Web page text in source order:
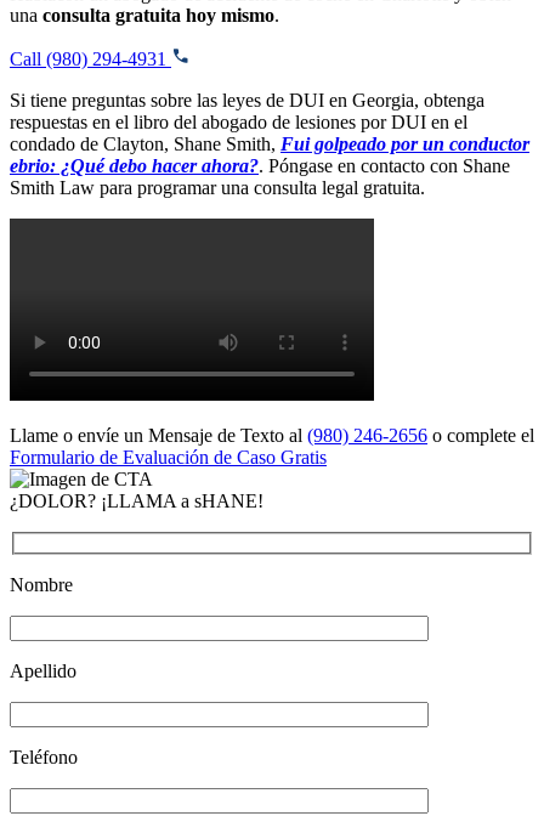
una consulta gratuita hoy mismo.
Call (980) 294-4931
Si tiene preguntas sobre las leyes de DUI en Georgia, obtenga
respuestas en el libro del abogado de lesiones por DUI en el
condado de Clayton, Shane Smith, Fui golpeado por un conductor
ebrio: ¿Qué debo hacer ahora?. Póngase en contacto con Shane
Smith Law para programar una consulta legal gratuita.
Llame o envíe un Mensaje de Texto al (980) 246-2656 o complete el
Formulario de Evaluación de Caso Gratis
¿DOLOR? ¡LLAMA a sHANE!
Nombre
Apellido
Teléfono